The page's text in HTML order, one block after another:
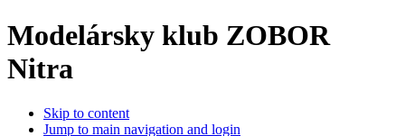
Modelársky klub ZOBOR
Nitra
Skip to content
Jump to main navigation and login